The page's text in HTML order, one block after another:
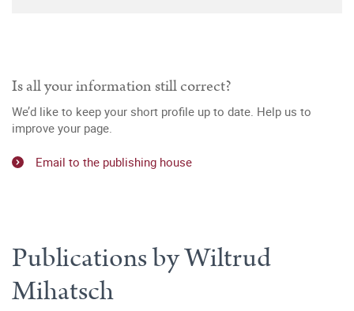
Is all your information still correct?
We’d like to keep your short profile up to date. Help us to
improve your page.
Email to the publishing house
Publications by Wiltrud
Mihatsch